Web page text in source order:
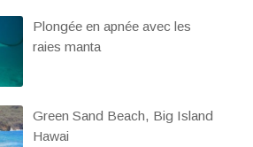
Plongée en apnée avec les
raies manta
Green Sand Beach, Big Island
Hawai